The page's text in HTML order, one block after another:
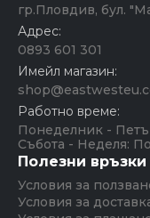
гр.Пловдив, бул.
Адрес:
0893 601 301
Имейл магазин:
Работно време:
Понеделник -
Събота - Неделя:
Полезни връзки
Условия за
Условия за